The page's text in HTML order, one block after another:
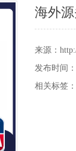
海外
来源：
发布时间
相关标签：